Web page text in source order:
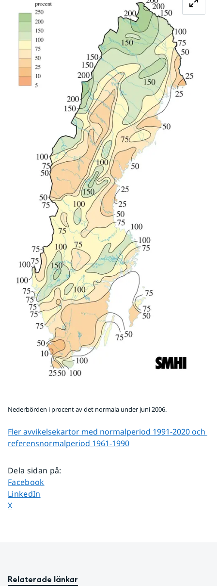
Nederbörden i procent av det normala under juni 2006.
Fler avvikelsekartor med normalperiod 1991-2020 och
referens­normalperiod 1961-1990
Dela sidan på:
Dela sidan på
Facebook
Dela sidan på
LinkedIn
Dela sidan på
X
Relaterade länkar